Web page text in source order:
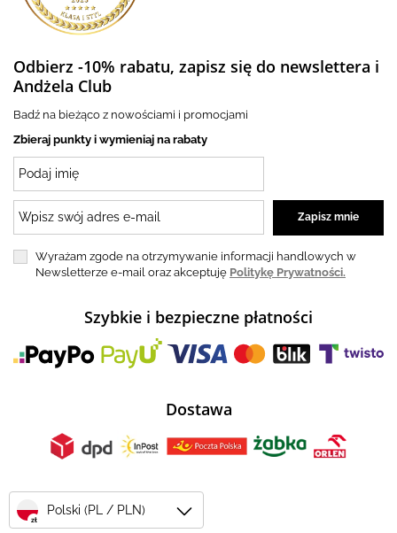
Odbierz -10% rabatu, zapisz się do newslettera i
Andżela Club
Badź na bieżąco z nowościami i promocjami
Zbieraj punkty i wymieniaj na rabaty
Wyrażam zgode na otrzymywanie informacji handlowych w
Newsletterze e-mail oraz akceptuję Politykę Prywatności.
Szybkie i bezpieczne płatności
Dostawa
zł
Polski (PL / PLN)